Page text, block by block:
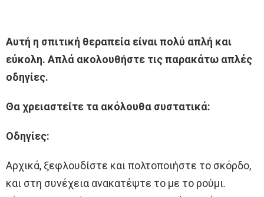
Αυτή η σπιτική θεραπεία είναι πολύ απλή και
εύκολη. Απλά ακολουθήστε τις παρακάτω απλές
οδηγίες.
Θα χρειαστείτε τα ακόλουθα συστατικά:
Οδηγίες:
Αρχικά, ξεφλουδίστε και πολτοποιήστε το σκόρδο,
και στη συνέχεια ανακατέψτε το με το ρούμι.